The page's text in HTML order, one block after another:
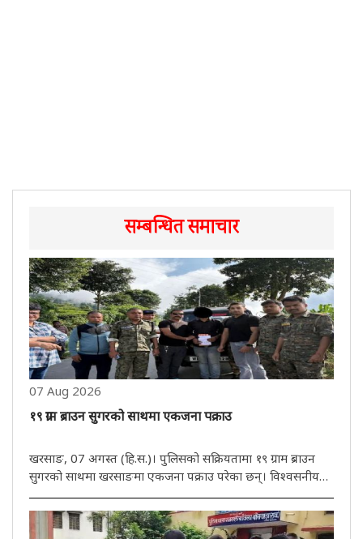
सम्बन्धित समाचार
07 Aug 2026
१९ ग्राम ब्राउन सुगरको साथमा एकजना पक्राउ
खरसाङ, 07 अगस्त (हि.स.)। पुलिसको सक्रियतामा १९ ग्राम ब्राउन
सुगरको साथमा खरसाङमा एकजना पक्राउ परेका छन्। विश्वसनीय
जानकारीको आधारमा खरसाङ पुलिसले आईटी पार्किङ निर्माण नजिकै
खरसाङ बाइपास रोड क्षेत्रबाट एक व्यक्तिलाई पक्राउ गरेको छ।
खोजीको क्रममा ..